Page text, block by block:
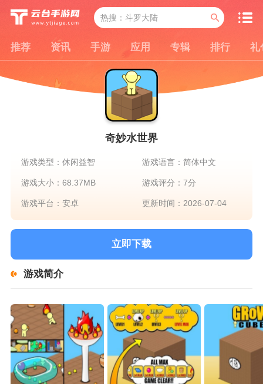
推荐 资讯 手游 应用 专辑 排行 礼
奇妙水世界
游戏类型：休闲益智 游戏语言：简体中文
游戏大小：68.37MB 游戏评分：7分
游戏平台：安卓 更新时间：2026-07-04
立即下载
游戏简介